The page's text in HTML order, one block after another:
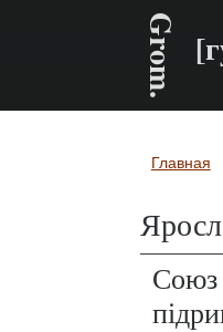
Grom.
Вы
Главная
Союз